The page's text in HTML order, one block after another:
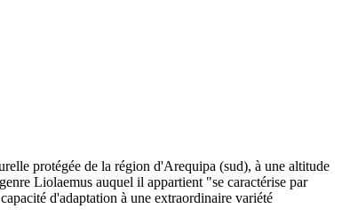
protégée de la région d'Arequipa (sud), à une altitude
Liolaemus auquel il appartient "se caractérise par
d'adaptation à une extraordinaire variété